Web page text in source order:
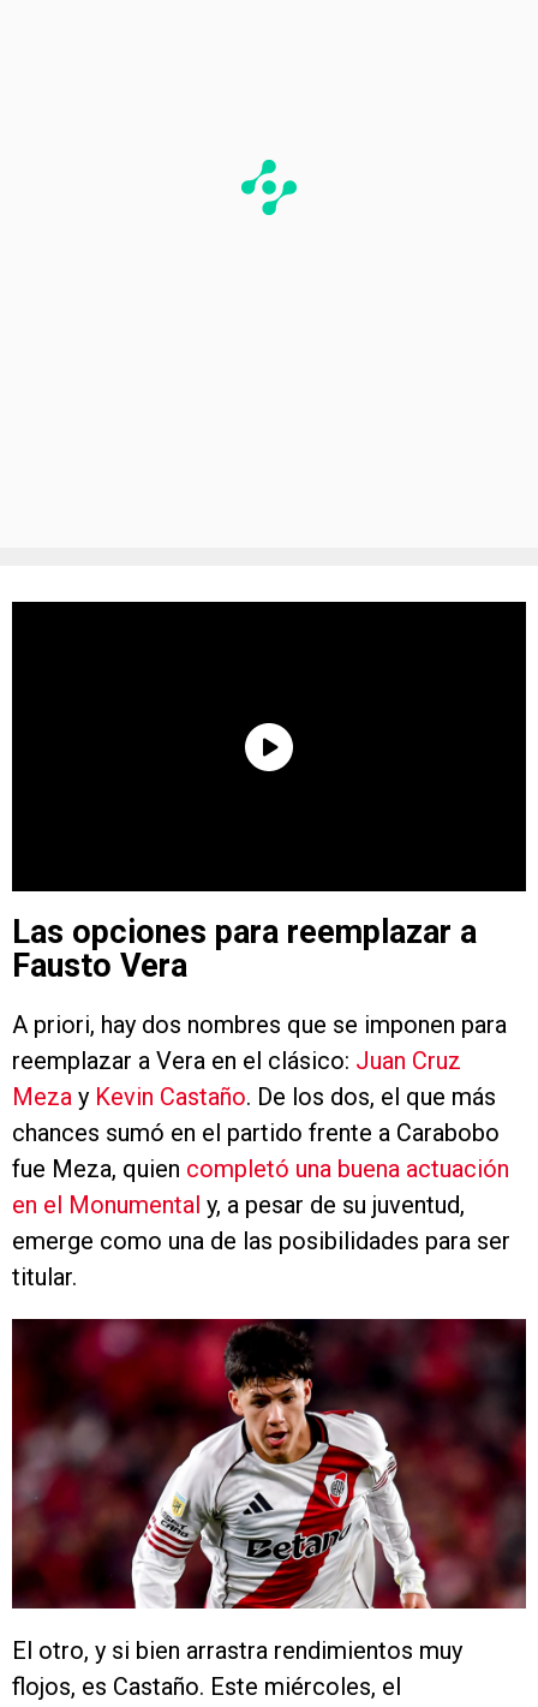
Las opciones para reemplazar a
Fausto Vera
A priori, hay dos nombres que se imponen para
reemplazar a Vera en el clásico: Juan Cruz
Meza y Kevin Castaño. De los dos, el que más
chances sumó en el partido frente a Carabobo
fue Meza, quien completó una buena actuación
en el Monumental y, a pesar de su juventud,
emerge como una de las posibilidades para ser
titular.
El otro, y si bien arrastra rendimientos muy
flojos, es Castaño. Este miércoles, el